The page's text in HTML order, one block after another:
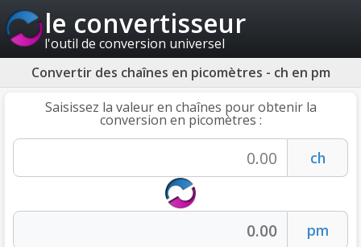
le convertisseur
l'outil de conversion universel
Convertir des chaînes en picomètres - ch en pm
Saisissez la valeur en chaînes pour obtenir la
conversion en picomètres :